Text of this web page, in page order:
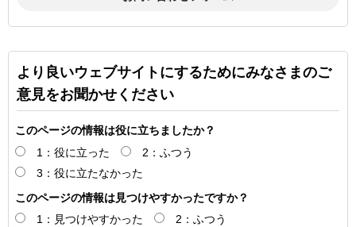
より良いウェブサイトにするためにみなさまのご
意見をお聞かせください
このページの情報は役に立ちましたか？
1：役に立った
2：ふつう
3：役に立たなかった
このページの情報は見つけやすかったですか？
1：見つけやすかった
2：ふつう